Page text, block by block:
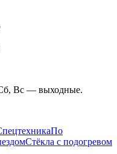
Вс — выходные.
По
Стёкла с подогревом